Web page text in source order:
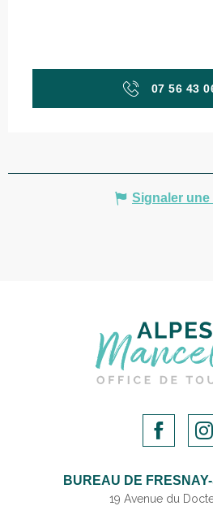
07 56 43
Signaler une
BUREAU DE
19 Avenue du